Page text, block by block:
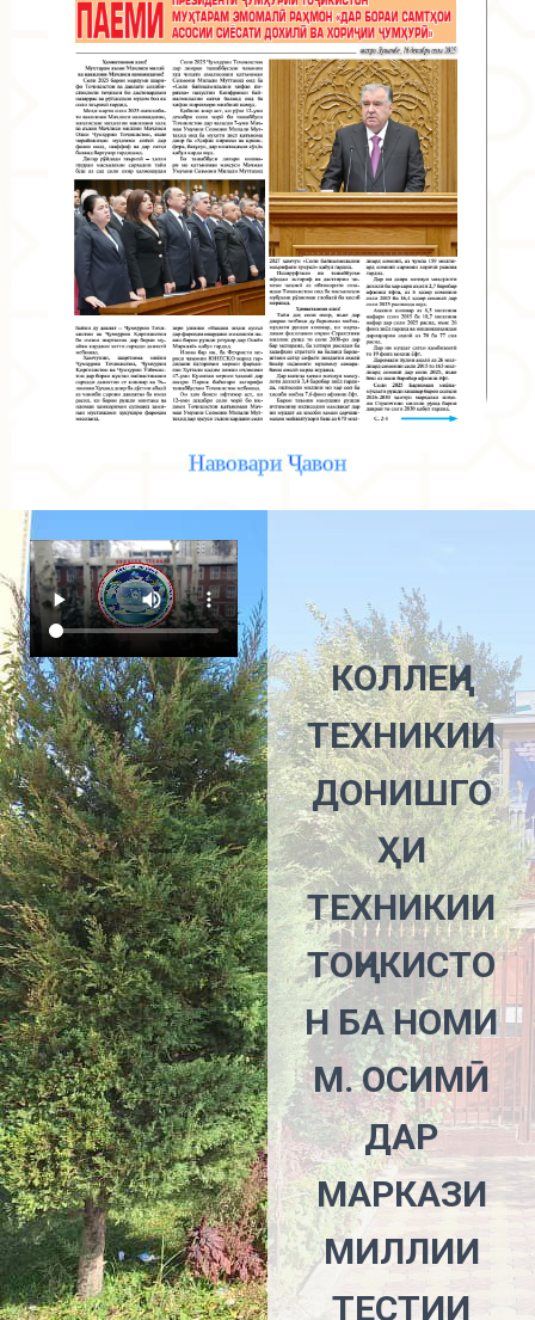
Навовари Ҷавон
КОЛЛЕҶИ
ТЕХНИКИИ
ДОНИШГО
ҲИ
ТЕХНИКИИ
ТОҶИКИСТО
Н БА НОМИ
М. ОСИМӢ
ДАР
МАРКАЗИ
МИЛЛИИ
ТЕСТИИ